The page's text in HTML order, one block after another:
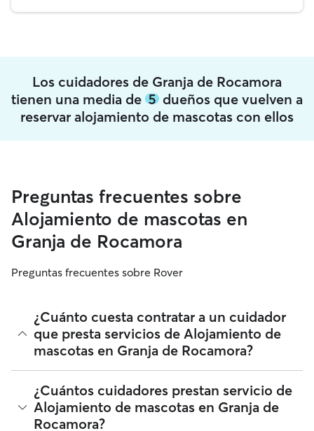
Los cuidadores de Granja de Rocamora
tienen una media de 5 dueños que vuelven a
reservar alojamiento de mascotas con ellos
Preguntas frecuentes sobre
Alojamiento de mascotas en
Granja de Rocamora
Preguntas frecuentes sobre Rover
¿Cuánto cuesta contratar a un cuidador
que presta servicios de Alojamiento de
mascotas en Granja de Rocamora?
A fecha de agosto 2026, el coste medio del Alojamiento de
mascotas en Granja de Rocamora es de 20 por noche,
incluidas las tarifas de servicio. Los cuidadores en Rover
establecen sus propias tarifas según sus cualificaciones, las
¿Cuántos cuidadores prestan servicio de
Alojamiento de mascotas en Granja de
Rocamora?